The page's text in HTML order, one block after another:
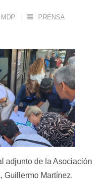
PRENSA
adjunto de la Asociación
Guillermo Martínez.